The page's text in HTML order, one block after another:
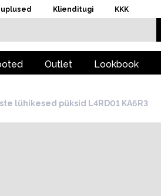
Klienditugi KKK
Outlet Lookbook
lühikesed püksid L4RD01 KA6R3